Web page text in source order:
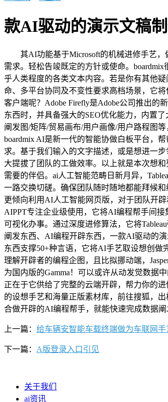
款AI驱动的演示文稿
其AI功能基于Microsoft的机械进修手艺，
需求。轻松告竣既定的方针或使命。
乎人类程度的各类文本内容。若是你有其他
命、多平台协同及不变性要求高档场景，它
客户端呢？Adobe Firefly是Adobe公司推出
东西时，并具备强大的SEO优化能力，内置
阐发图/矩阵/贸易画布/用户画像/用户路程图
boardmix AI是新一代的智能协做白板平台，
求。基于我们输入的文字描述，或是想进一
大提拔了团队的工做效率。以上就是本次想
需要的伴侣。ai人工智能范畴日新月异，
一路交换切磋。确保团队随时随地都能拜候
更倾向利用AI人工智能网页版，对于团队开
AIPPT专注企业级使用，它将AI编程帮手间
可视化办事。通过深度进修算法，它将
阐发东西、AI编程开辟东西，一款AI驱动的
东西支撑50+种言语，它将AI手艺取设想创
理解开辟者的编程企图，且比拟挪动端，
为国内版的Gamma！可以或许从动发觉数据
正在于它供给了完整的云端开辟，帮力你的
的设想手艺和海量正版素材库，前往搜狐，
合做开辟的AI编程帮手，就能快速完成数据阐
上一篇： 给车辆安智能车载终端做为车联网手
下一篇： A版登录入口引见
关于我们
ai资讯